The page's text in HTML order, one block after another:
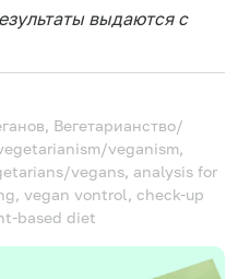
выдаются с
Вегетарианство/
veganism,
vegans, analysis for
vegan vontrol, check-up
based diet